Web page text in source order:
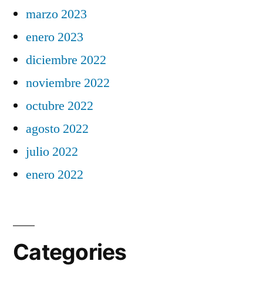
marzo 2023
enero 2023
diciembre 2022
noviembre 2022
octubre 2022
agosto 2022
julio 2022
enero 2022
Categories